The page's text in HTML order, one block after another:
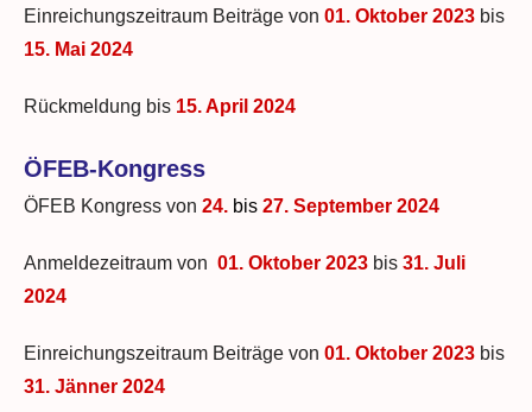
Einreichungszeitraum Beiträge von 01. Oktober 2023 bis
15. Mai 2024
Rückmeldung bis 15. April 2024
ÖFEB-Kongress
ÖFEB Kongress von 24. bis 27. September 2024
Anmeldezeitraum von 01. Oktober 2023 bis 31. Juli
2024
Einreichungszeitraum Beiträge von 01. Oktober 2023 bis
31. Jänner 2024